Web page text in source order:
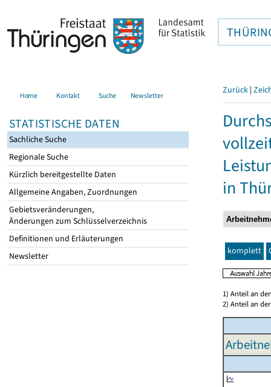
Home Kontakt Suche Newsletter
STATISTISCHE DATEN
Sachliche Suche
Regionale Suche
Kürzlich bereitgestellte Daten
Allgemeine Angaben, Zuordnungen
Gebietsveränderungen,
Änderungen zum Schlüsselverzeichnis
Definitionen und Erläuterungen
Newsletter
Zurück |
in
komplett
1) Anteil an
2) Anteil an